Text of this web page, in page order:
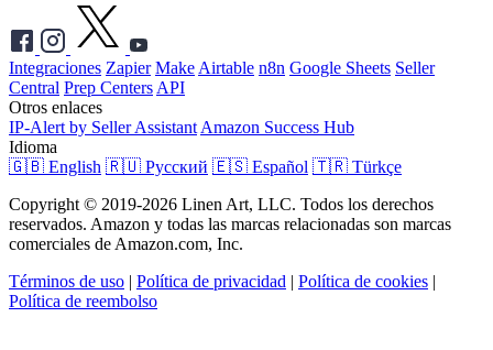
Integraciones Zapier Make Airtable n8n Google Sheets Seller
Central Prep Centers API
Otros enlaces
IP-Alert by Seller Assistant Amazon Success Hub
Idioma
🇬🇧 English 🇷🇺 Русский 🇪🇸 Español 🇹🇷 Türkçe
Copyright © 2019-2026 Linen Art, LLC. Todos los derechos
reservados. Amazon y todas las marcas relacionadas son marcas
comerciales de Amazon.com, Inc.
Términos de uso | Política de privacidad | Política de cookies |
Política de reembolso